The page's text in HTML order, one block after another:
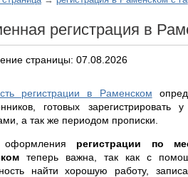
регистрация в
страницы: 07.08.2026
регистрации в Раменском
готовых
а так же периодом прописки.
оформления регистрации по
теперь важна, так как с
найти хорошую работу,